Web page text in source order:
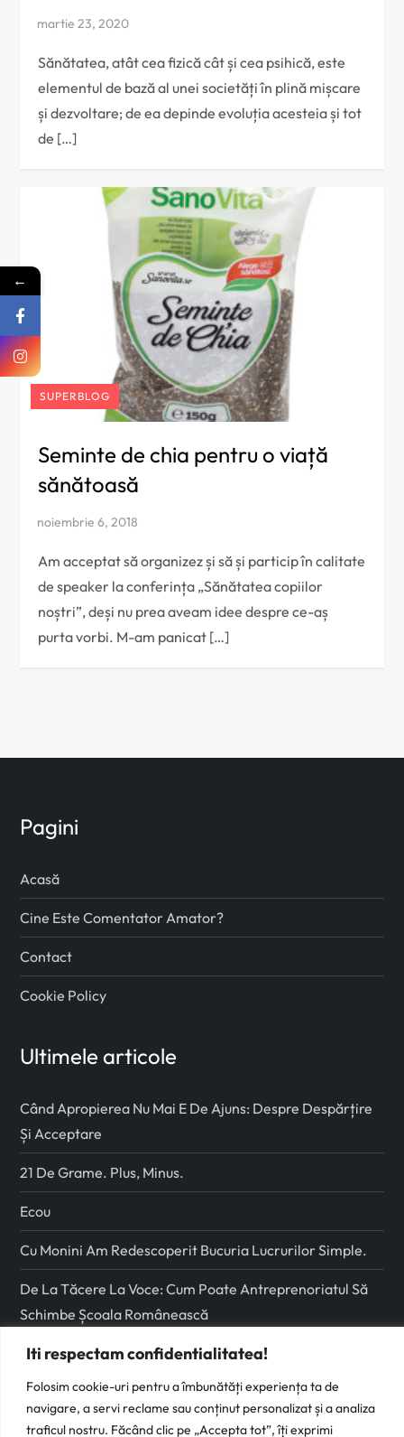
Iti respectam confidentialitatea!
Folosim cookie-uri pentru a îmbunătăți experiența ta de
navigare, a servi reclame sau conținut personalizat și a analiza
traficul nostru. Făcând clic pe „Accepta tot”, îți exprimi
Sănătatea, atât cea fizică cât și cea psihică, este
elementul de bază al unei societăți în plină mișcare
și dezvoltare; de ea depinde evoluția acesteia și tot
de […]
SUPERBLOG
Seminte de chia pentru o viață
sănătoasă
Am acceptat să organizez și să și particip în calitate
de speaker la conferința „Sănătatea copiilor
noștri”, deși nu prea aveam idee despre ce-aș
purta vorbi. M-am panicat […]
Pagini
Acasă
Cine Este Comentator Amator?
Contact
Cookie Policy
Ultimele articole
Când Apropierea Nu Mai E De Ajuns: Despre Despărțire
Și Acceptare
21 De Grame. Plus, Minus.
Ecou
Cu Monini Am Redescoperit Bucuria Lucrurilor Simple.
De La Tăcere La Voce: Cum Poate Antreprenoriatul Să
Schimbe Școala Românească
Urmareste-ma pe
Facebook
←